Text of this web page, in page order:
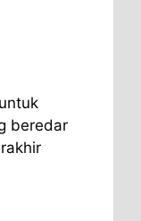
beredar